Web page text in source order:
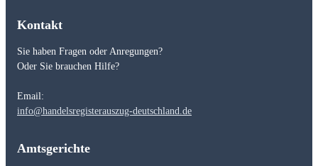
Kontakt
Sie haben Fragen oder Anregungen?
Oder Sie brauchen Hilfe?
Email:
info@handelsregisterauszug-deutschland.de
Amtsgerichte